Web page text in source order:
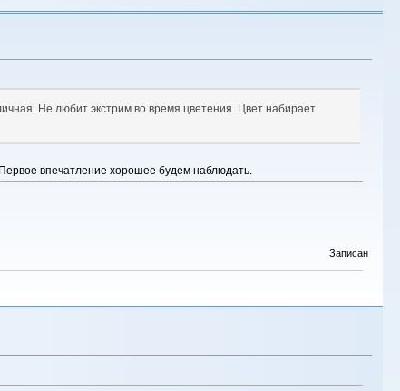
Не любит экстрим во время цветения. Цвет набирает
впечатление хорошее будем наблюдать.
Записан